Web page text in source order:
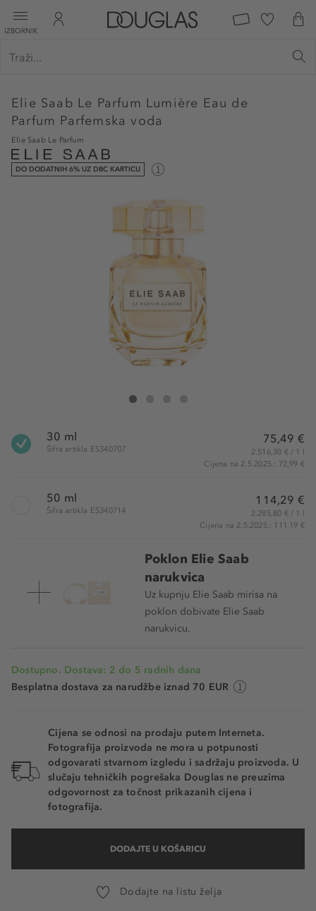
IZBORNIK
Elie Saab Le Parfum Lumière Eau de
Parfum Parfemska voda
Elie Saab Le Parfum
DO DODATNIH 6% UZ DBC KARTICU
Elie Saab Le Parfum Lumière Eau de Parfum
30 ml
Šifra artikla ES340707
75,49 €
2.516,30 € / 1 l
Cijena na 2.5.2025.: 72,99 €
50 ml
Šifra artikla ES340714
114,29 €
2.285,80 € / 1 l
Cijena na 2.5.2025.: 111,19 €
Poklon Elie Saab
narukvica
Uz kupnju Elie Saab mirisa na
poklon dobivate Elie Saab
narukvicu.
Dostupno. Dostava: 2 do 5 radnih dana
Besplatna dostava za narudžbe iznad 70 EUR
Cijena se odnosi na prodaju putem Interneta.
Fotografija proizvoda ne mora u potpunosti
odgovarati stvarnom izgledu i sadržaju proizvoda. U
slučaju tehničkih pogrešaka Douglas ne preuzima
odgovornost za točnost prikazanih cijena i
fotografija.
DODAJTE U KOŠARICU
Dodajte na listu želja